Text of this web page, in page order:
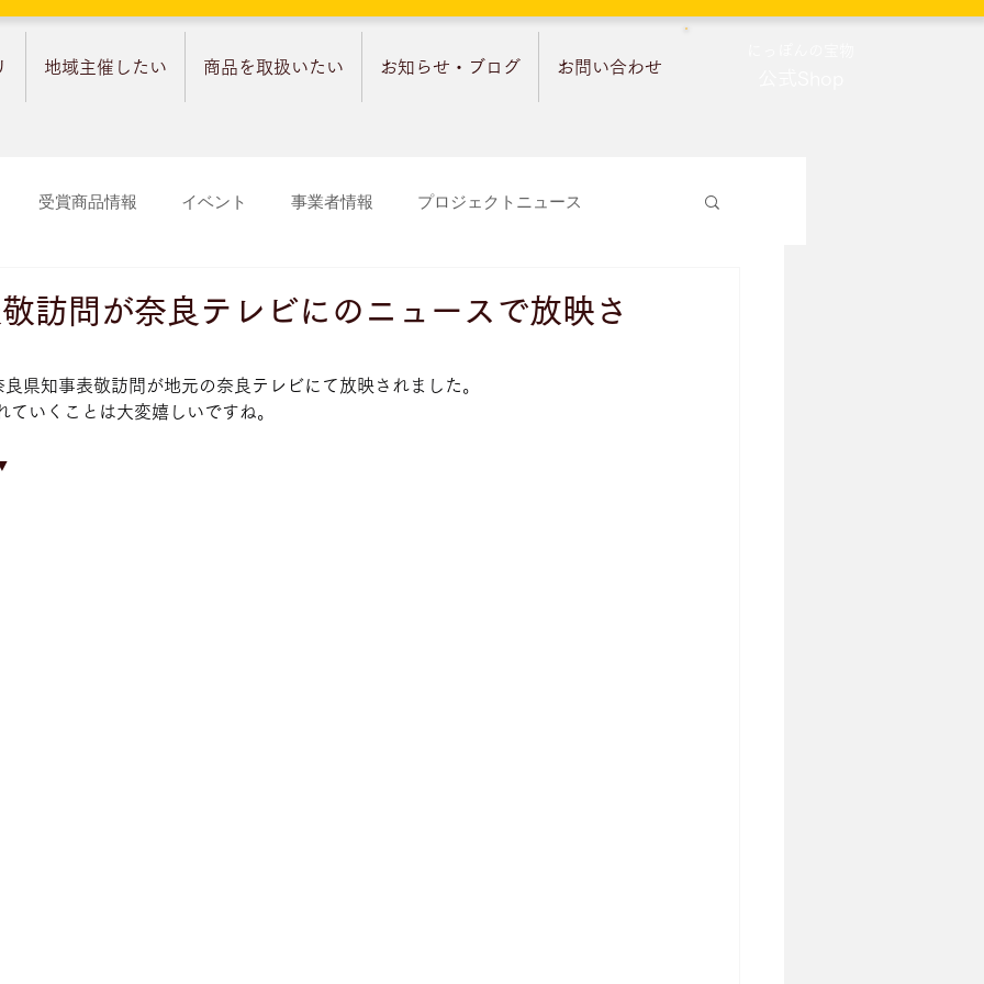
地域主催したい 商品を取扱いたい お知らせ・ブログ お問い合わせ
受賞商品情報 イベント 事業者情報 プロジェクトニュース
訪問が奈良テレビにのニュースで放映さ
県知事表敬訪問が地元の奈良テレビにて放映されました。
ていくことは大変嬉しいですね。